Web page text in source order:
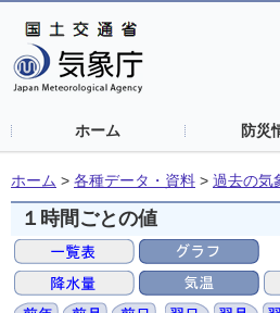
ホーム 防災
ホーム > 各種データ・資料 > 過去の気
１時間ごとの値